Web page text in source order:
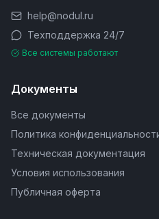
help@nodul.ru
Техподдержка 24/7
Все системы работают
Документы
Все документы
Политика
Техническая документация
Условия использования
Публичная оферта